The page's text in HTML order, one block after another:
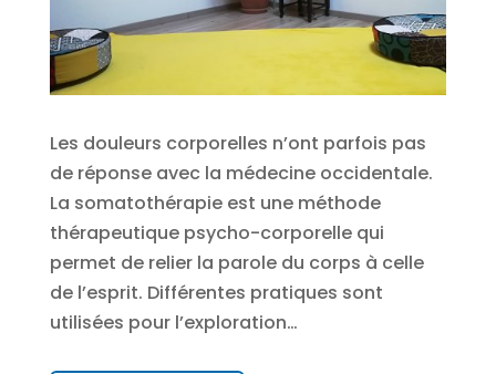
Les douleurs corporelles n’ont parfois pas
de réponse avec la médecine occidentale.
La somatothérapie est une méthode
thérapeutique psycho-corporelle qui
permet de relier la parole du corps à celle
de l’esprit. Différentes pratiques sont
utilisées pour l’exploration…